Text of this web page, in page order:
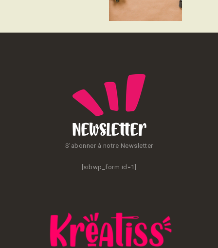
Newsletter
S'abonner à notre Newsletter
[sibwp_form id=1]